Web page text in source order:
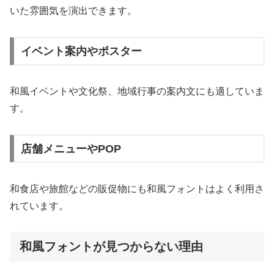
いた雰囲気を演出できます。
イベント案内やポスター
和風イベントや文化祭、地域行事の案内文にも適していま
す。
店舗メニューやPOP
和食店や旅館などの販促物にも和風フォントはよく利用さ
れています。
和風フォントが見つからない理由